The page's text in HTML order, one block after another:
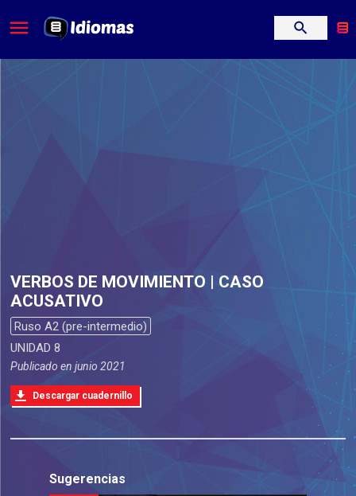
VERBOS DE MOVIMIENTO | CASO
ACUSATIVO
Ruso A2 (pre-intermedio)
UNIDAD 8
Publicado enjunio 2021
Descargar cuadernillo
Sugerencias